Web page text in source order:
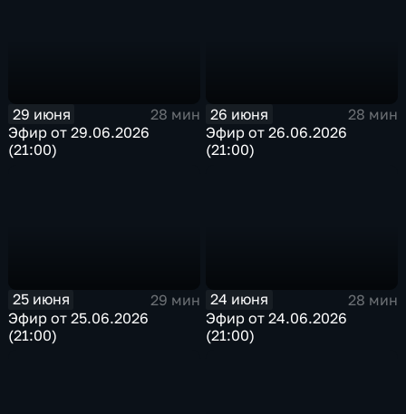
29 июня
28 мин
Эфир от 29.06.2026
(21:00)
26 июня
28 мин
Эфир от 26.06.2026
(21:00)
25 июня
29 мин
Эфир от 25.06.2026
(21:00)
24 июня
28 мин
Эфир от 24.06.2026
(21:00)